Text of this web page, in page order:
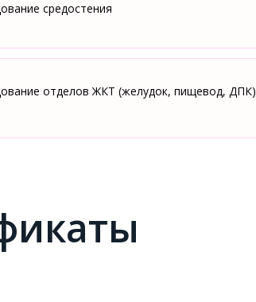
средостения
отделов ЖКТ (желудок, пищевод, ДПК)